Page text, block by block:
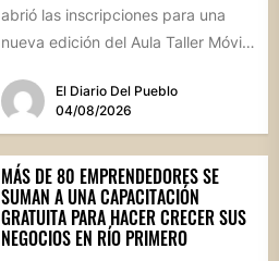
abrió las inscripciones para una
nueva edición del Aula Taller Móvil
El Diario Del Pueblo
04/08/2026
MÁS DE 80 EMPRENDEDORES SE
SUMAN A UNA CAPACITACIÓN
GRATUITA PARA HACER CRECER SUS
NEGOCIOS EN RÍO PRIMERO